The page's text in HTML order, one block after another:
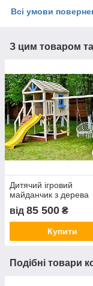
Всі умови
З цим товаром
Дитячий ігровий
майданчик з дерева
від 85 500 ₴
Купити
Подібні товари